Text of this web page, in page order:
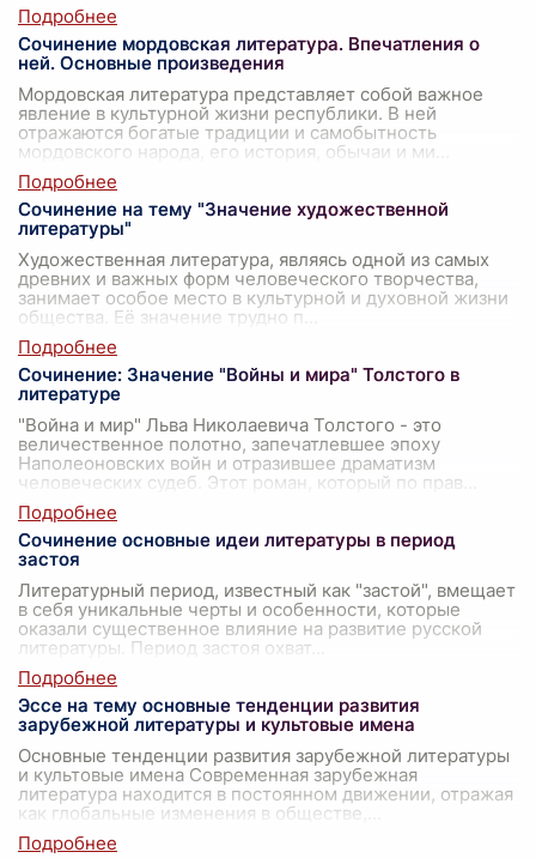
Сочинение мордовская литература. Впечатления о
ней. Основные произведения
Мордовская литература представляет собой важное
явление в культурной жизни республики. В ней
отражаются богатые традиции и самобытность
мордовского народа, его история, обычаи и ми
Сочинение на тему "Значение художественной
литературы"
Художественная литература, являясь одной из самых
древних и важных форм человеческого творчества,
занимает особое место в культурной и духовной жизни
общества. Её значение трудно п
Сочинение: Значение "Войны и мира" Толстого в
литературе
"Война и мир" Льва Николаевича Толстого - это
величественное полотно, запечатлевшее эпоху
Наполеоновских войн и отразившее драматизм
человеческих судеб. Этот роман, который по прав
Сочинение основные идеи литературы в период
застоя
Литературный период, известный как "застой", вмещает
в себя уникальные черты и особенности, которые
оказали существенное влияние на развитие русской
литературы. Период застоя охват
Эссе на тему основные тенденции развития
зарубежной литературы и культовые имена
Основные тенденции развития зарубежной литературы
и культовые имена Современная зарубежная
литература находится в постоянном движении, отражая
как глобальные изменения в обществе,